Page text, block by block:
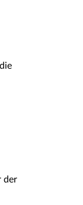
der